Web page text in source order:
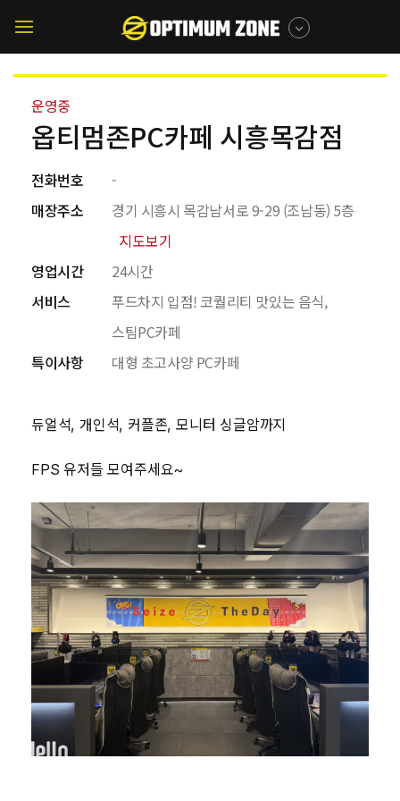
모바일
메뉴버튼
매장찾기
운영중
옵티멈존PC카페 시흥목감점
전화번호
-
매장주소
경기 시흥시 목감남서로 9-29 (조남동) 5층
지도보기
영업시간
24시간
서비스
푸드차지 입점! 코퀄리티 맛있는 음식,
스팀PC카페
특이사항
대형 초고사양 PC카페
듀얼석, 개인석, 커플존, 모니터 싱글암까지
FPS 유저들 모여주세요~